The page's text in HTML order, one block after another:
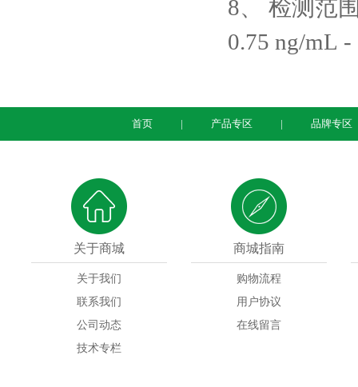
8、 检测范
0.75 ng/mL
首页 产品专区 品牌专区
关于商城
关于我们
联系我们
公司动态
技术专栏
商城指南
购物流程
用户协议
在线留言